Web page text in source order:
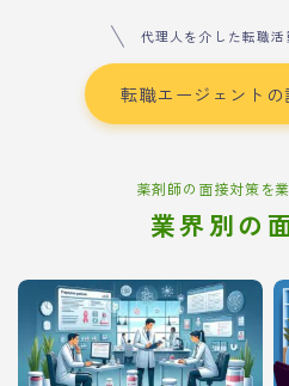
代理人を介した転職
転職エージェントの
薬剤師の面接対策を
業界別の